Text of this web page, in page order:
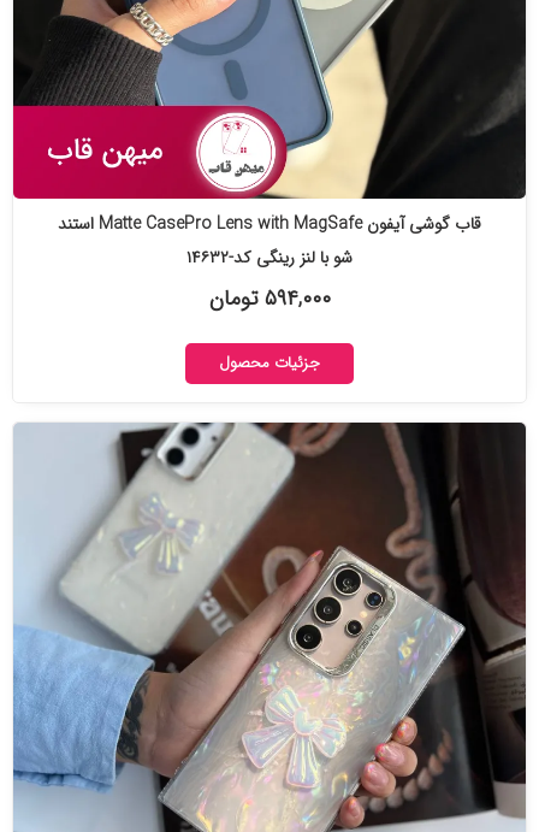
قاب گوشی آیفون Matte CasePro Lens with MagSafe استند
شو با لنز رینگی کد-۱۴۶۳۲
۵۹۴,۰۰۰ تومان
جزئیات محصول